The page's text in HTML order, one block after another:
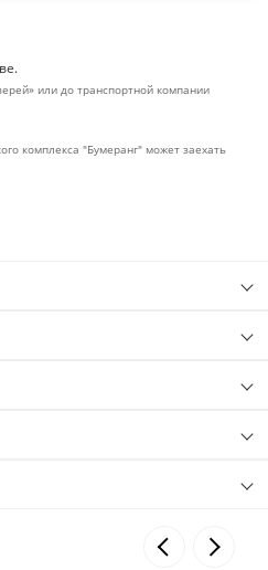
или до транспортной компании
комплекса "Бумеранг" может заехать